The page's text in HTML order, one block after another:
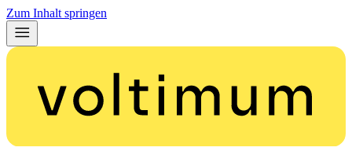
Zum Inhalt springen